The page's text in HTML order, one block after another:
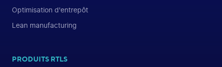
Optimisation d'entrepôt
Lean manufacturing
PRODUITS RTLS